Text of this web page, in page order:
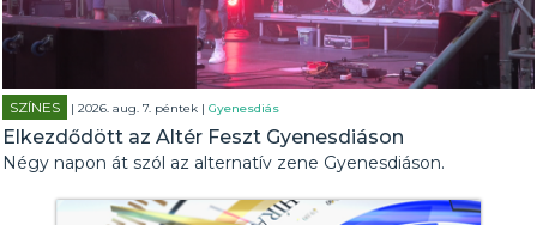
SZÍNES | 2026. aug. 7. péntek |Gyenesdiás
Elkezdődött az Altér Feszt Gyenesdiáson
Négy napon át szól az alternatív zene Gyenesdiáson.